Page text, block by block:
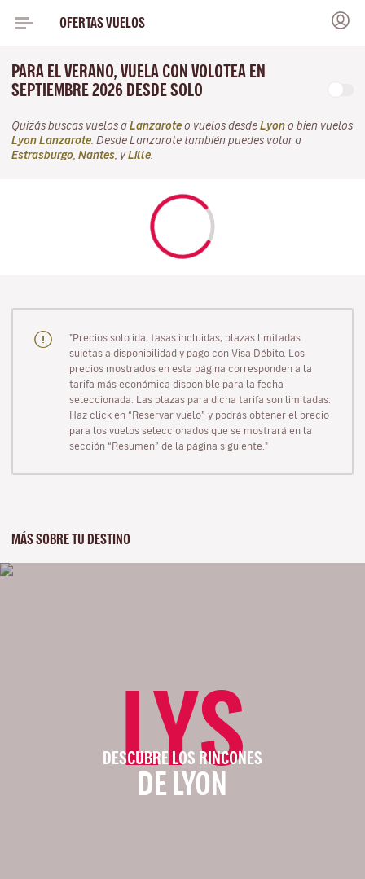
OFERTAS VUELOS
PARA EL VERANO, VUELA CON VOLOTEA EN
SEPTIEMBRE 2026 DESDE SOLO
Quizás buscas vuelos a Lanzarote o vuelos desde Lyon o bien vuelos
Lyon Lanzarote . Desde Lanzarote también puedes volar a
Estrasburgo Nantes , y Lille
"Precios solo ida, tasas incluidas, plazas limitadas
sujetas a disponibilidad y pago con Visa Débito. Los
precios mostrados en esta página corresponden a la
tarifa más económica disponible para la fecha
seleccionada. Las plazas para dicha tarifa son limitadas.
Haz click en “Reservar vuelo” y podrás obtener el precio
para los vuelos seleccionados que se mostrará en la
sección “Resumen” de la página siguiente."
MÁS SOBRE TU DESTINO
LYS
DESCUBRE LOS RINCONES
DE LYON